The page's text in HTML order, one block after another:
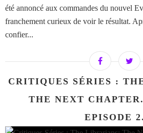
été annoncé aux commandes du nouvel
franchement curieux de voir le résultat.
confier...
CRITIQUES SÉRIES :
THE NEXT
EPISODE 2.